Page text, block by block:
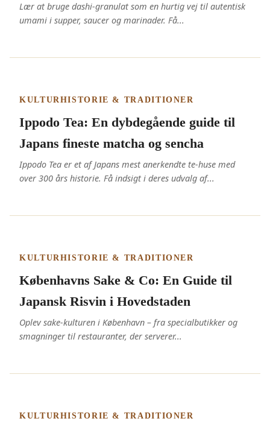
Lær at bruge dashi-granulat som en hurtig vej til autentisk
umami i supper, saucer og marinader. Få...
KULTURHISTORIE & TRADITIONER
Ippodo Tea: En dybdegående guide til
Japans fineste matcha og sencha
Ippodo Tea er et af Japans mest anerkendte te-huse med
over 300 års historie. Få indsigt i deres udvalg af...
KULTURHISTORIE & TRADITIONER
Københavns Sake & Co: En Guide til
Japansk Risvin i Hovedstaden
Oplev sake-kulturen i København – fra specialbutikker og
smagninger til restauranter, der serverer...
KULTURHISTORIE & TRADITIONER